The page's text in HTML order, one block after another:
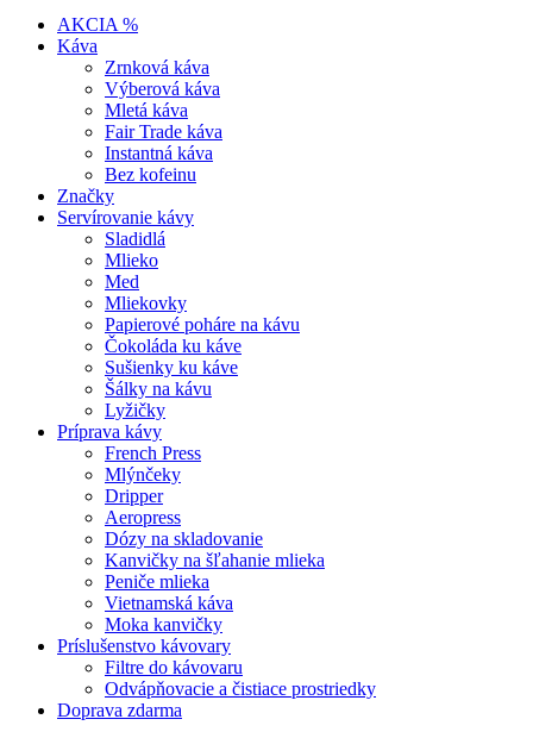
AKCIA %
Káva
Zrnková káva
Výberová káva
Mletá káva
Fair Trade káva
Instantná káva
Bez kofeinu
Značky
Servírovanie kávy
Sladidlá
Mlieko
Med
Mliekovky
Papierové poháre na kávu
Čokoláda ku káve
Sušienky ku káve
Šálky na kávu
Lyžičky
Príprava kávy
French Press
Mlýnčeky
Dripper
Aeropress
Dózy na skladovanie
Kanvičky na šľahanie mlieka
Peniče mlieka
Vietnamská káva
Moka kanvičky
Príslušenstvo kávovary
Filtre do kávovaru
Odvápňovacie a čistiace prostriedky
Doprava zdarma